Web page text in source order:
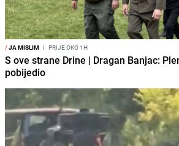
/JA MISLIM I PRIJE OKO 1H
S ove strane Drine | Dragan Banjac:
pobijedio